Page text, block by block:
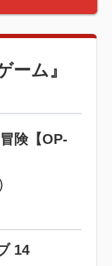
ーム』
険【OP-
14